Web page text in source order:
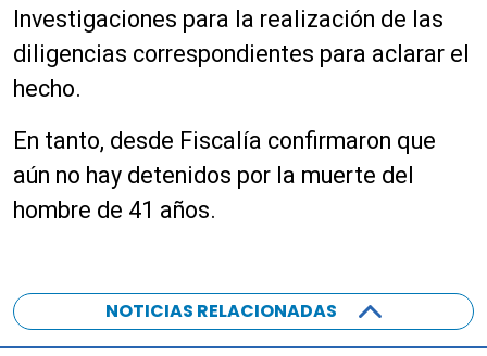
Investigaciones para la realización de las
diligencias correspondientes para aclarar el
hecho.
En tanto, desde Fiscalía confirmaron que
aún no hay detenidos por la muerte del
hombre de 41 años.
NOTICIAS RELACIONADAS